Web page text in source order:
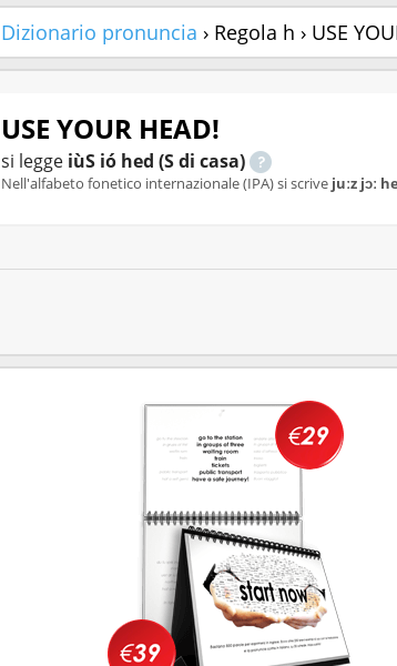
Dizionario pronuncia › Regola h › USE
USE YOUR HEAD!
si legge iùS ió hed (S di casa)
Nell'alfabeto fonetico internazionale (IPA) si scrive juːz jɔː